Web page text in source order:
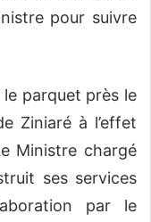
pour suivre
parquet près le
Ziniaré à l’effet
Ministre chargé
ses services
par le